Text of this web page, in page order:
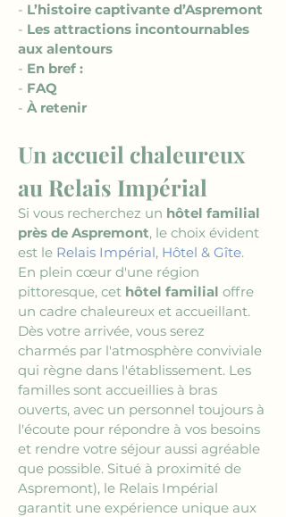
- L’histoire captivante d’Aspremont
- Les attractions incontournables
aux alentours
- En bref :
- FAQ
- À retenir
Un accueil chaleureux
au Relais Impérial
Si vous recherchez un hôtel familial
près de Aspremont, le choix évident
est le Relais Impérial, Hôtel & Gîte.
En plein cœur d'une région
pittoresque, cet hôtel familial offre
un cadre chaleureux et accueillant.
Dès votre arrivée, vous serez
charmés par l'atmosphère conviviale
qui règne dans l'établissement. Les
familles sont accueillies à bras
ouverts, avec un personnel toujours à
l'écoute pour répondre à vos besoins
et rendre votre séjour aussi agréable
que possible. Situé à proximité de
Aspremont), le Relais Impérial
garantit une expérience unique aux